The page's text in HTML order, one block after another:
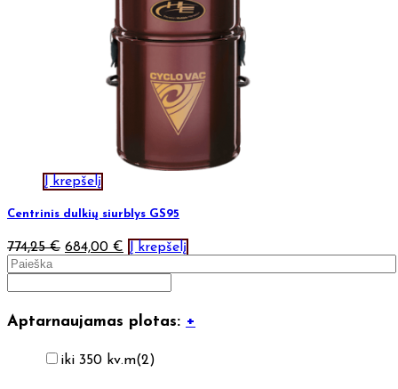
Į krepšelį
Centrinis dulkių siurblys GS95
774,25€ 684,00 € Į krepšelį
Aptarnaujamas plotas: +
iki 350 kv.m(2)